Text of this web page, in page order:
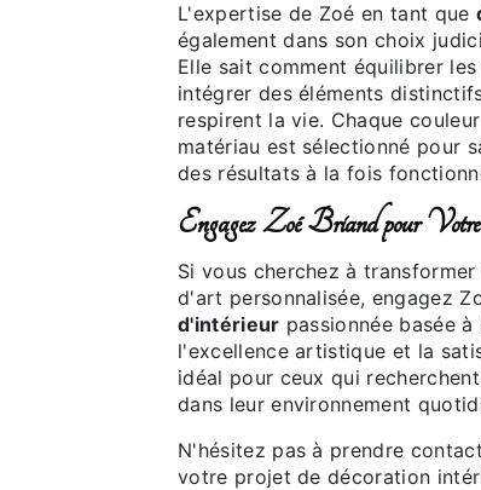
L'expertise de Zoé en tant que
également dans son choix
Elle sait comment équilibrer
intégrer des éléments
respirent la vie. Chaque
matériau est sélectionné pour
des résultats à la fois
Engagez Zoé Briand pour
Si vous cherchez à
d'art personnalisée, engagez
d'intérieur passionnée basée
l'excellence artistique et la
idéal pour ceux qui
dans leur environnement
N'hésitez pas à prendre
votre projet de décoration